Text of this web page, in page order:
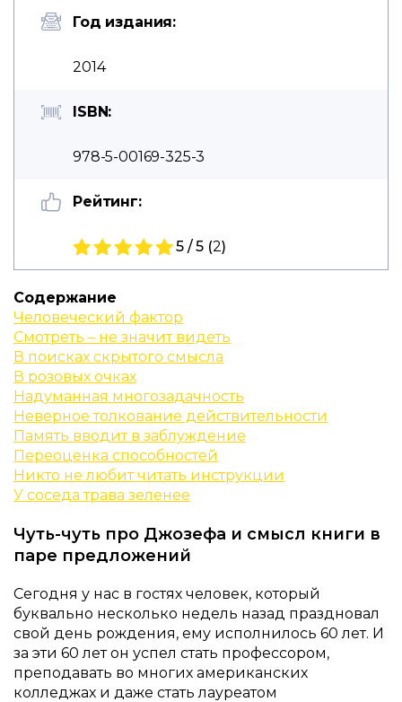
Год издания:
2014
ISBN:
978-5-00169-325-3
Рейтинг:
5 / 5 (2)
Содержание
Человеческий фактор
Смотреть – не значит видеть
В поисках скрытого смысла
В розовых очках
Надуманная многозадачность
Неверное толкование действительности
Память вводит в заблуждение
Переоценка способностей
Никто не любит читать инструкции
У соседа трава зеленее
Чуть-чуть про Джозефа и смысл книги в
паре предложений
Сегодня у нас в гостях человек, который
буквально несколько недель назад праздновал
свой день рождения, ему исполнилось 60 лет. И
за эти 60 лет он успел стать профессором,
преподавать во многих американских
колледжах и даже стать лауреатом